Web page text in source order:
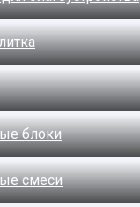
блоки
смеси